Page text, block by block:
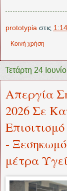
prototypia στις
Κοινή χρήση
Τετάρτη 24
Απεργία
2026 Σε
-
μέτρα